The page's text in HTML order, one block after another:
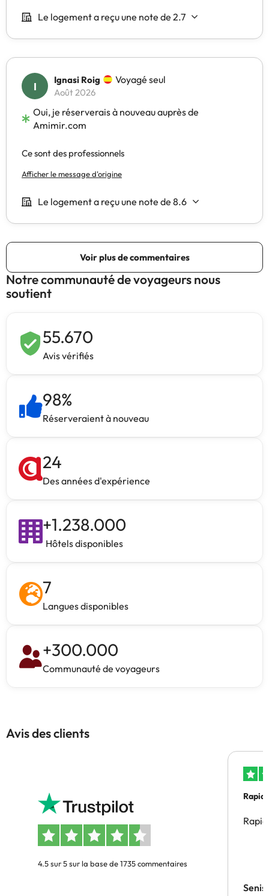
Notre communauté de voyageurs nous
soutient
55.670
Avis vérifiés
98%
Réserveraient à nouveau
24
Des années d'expérience
+1.238.000
Hôtels disponibles
7
Langues disponibles
+300.000
Communauté de voyageurs
Avis des clients
4.5 sur 5 sur la base de 1735 commentaires